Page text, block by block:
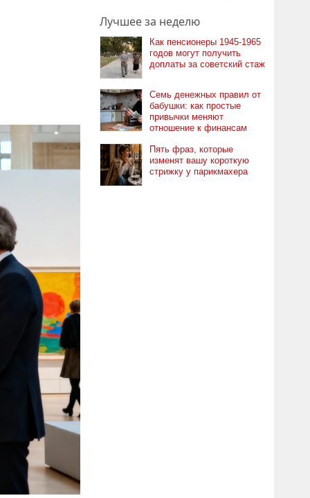
Лучшее за неделю
Как пенсионеры 1945-1965
годов могут получить
доплаты за советский стаж
Семь денежных правил от
бабушки: как простые
привычки меняют
отношение к финансам
Пять фраз, которые
изменят вашу короткую
стрижку у парикмахера